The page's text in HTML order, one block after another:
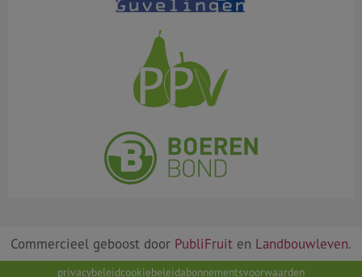
Commercieel geboost door PubliFruit en Landbouwleven.
privacybeleidcookiebeleidabonnementsvoorwaarden